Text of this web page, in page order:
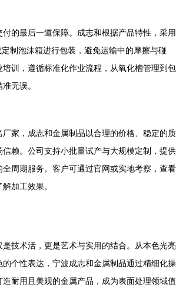
的最后一道保障。成志和根据产品特性，采用
制泡沫箱进行包装，避免运输中的摩擦与碰
训，遵循标准化作业流程，从氧化槽管理到包
无误。
家，成志和金属制品以合理的价格、稳定的质
赖。公司支持小批量试产与大规模定制，提供
全周期服务。客户可通过官网或实地考察，查看
加工效果。
技术活，更是艺术与实用的结合。从本色光亮
个性表达，宁波成志和金属制品通过精细化操
耐用且美观的金属产品，成为表面处理领域值